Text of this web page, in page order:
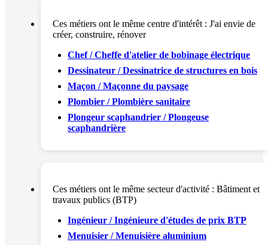
Ces métiers ont le même centre d'intérêt : J'ai envie de
créer, construire, rénover
Chef / Cheffe d'atelier de bobinage électrique
Dessinateur / Dessinatrice de structures en bois
Maçon / Maçonne du paysage
Plombier / Plombière sanitaire
Plongeur scaphandrier / Plongeuse
scaphandrière
Ces métiers ont le même secteur d'activité : Bâtiment et
travaux publics (BTP)
Ingénieur / Ingénieure d'études de prix BTP
Menuisier / Menuisière aluminium